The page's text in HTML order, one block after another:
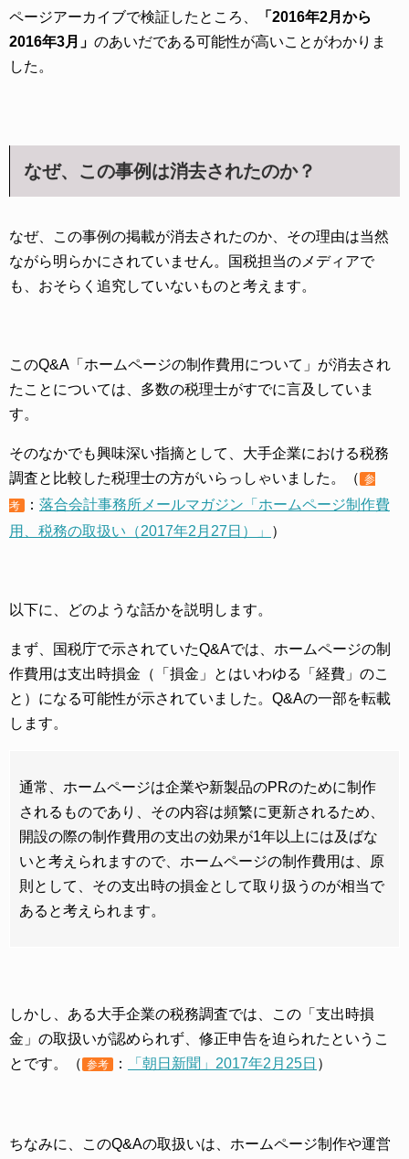
ページアーカイブで検証したところ、
「2016年2月から
2016年3月」 のあいだである可能性が高いことがわかりま
した。
なぜ、この事例は消去されたのか？
なぜ、この事例の掲載が消去されたのか、その理由は当然
ながら明らかにされていません。国税担当のメディアで
も、おそらく追究していないものと考えます。
このQ&A「ホームページの制作費用について」が消去され
たことについては、多数の税理士がすでに言及していま
す。
そのなかでも興味深い指摘として、大手企業における税務
調査と比較した税理士の方がいらっしゃいました。（ 参
考 ： 落合会計事務所メールマガジン「ホームページ制作費
用、税務の取扱い（2017年2月27日）」
）
以下に、どのような話かを説明します。
まず、国税庁で示されていたQ&Aでは、ホームページの制
作費用は支出時損金（「損金」とはいわゆる「経費」のこ
と）になる可能性が示されていました。Q&Aの一部を転載
します。
通常、ホームページは企業や新製品のPRのために制作
されるものであり、その内容は頻繁に更新されるため、
開設の際の制作費用の支出の効果が1年以上には及ばな
いと考えられますので、ホームページの制作費用は、原
則として、その支出時の損金として取り扱うのが相当で
あると考えられます。
しかし、ある大手企業の税務調査では、この「支出時損
金」の取扱いが認められず、修正申告を迫られたというこ
とです。（ 参考 ： 「朝日新聞」2017年2月25日 ）
ちなみに、このQ&Aの取扱いは、ホームページ制作や運営